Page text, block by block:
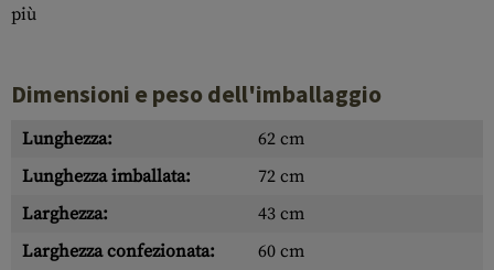
più
Dimensioni e peso dell'imballaggio
Lunghezza:
62 cm
Lunghezza imballata:
72 cm
Larghezza:
43 cm
Larghezza confezionata:
60 cm